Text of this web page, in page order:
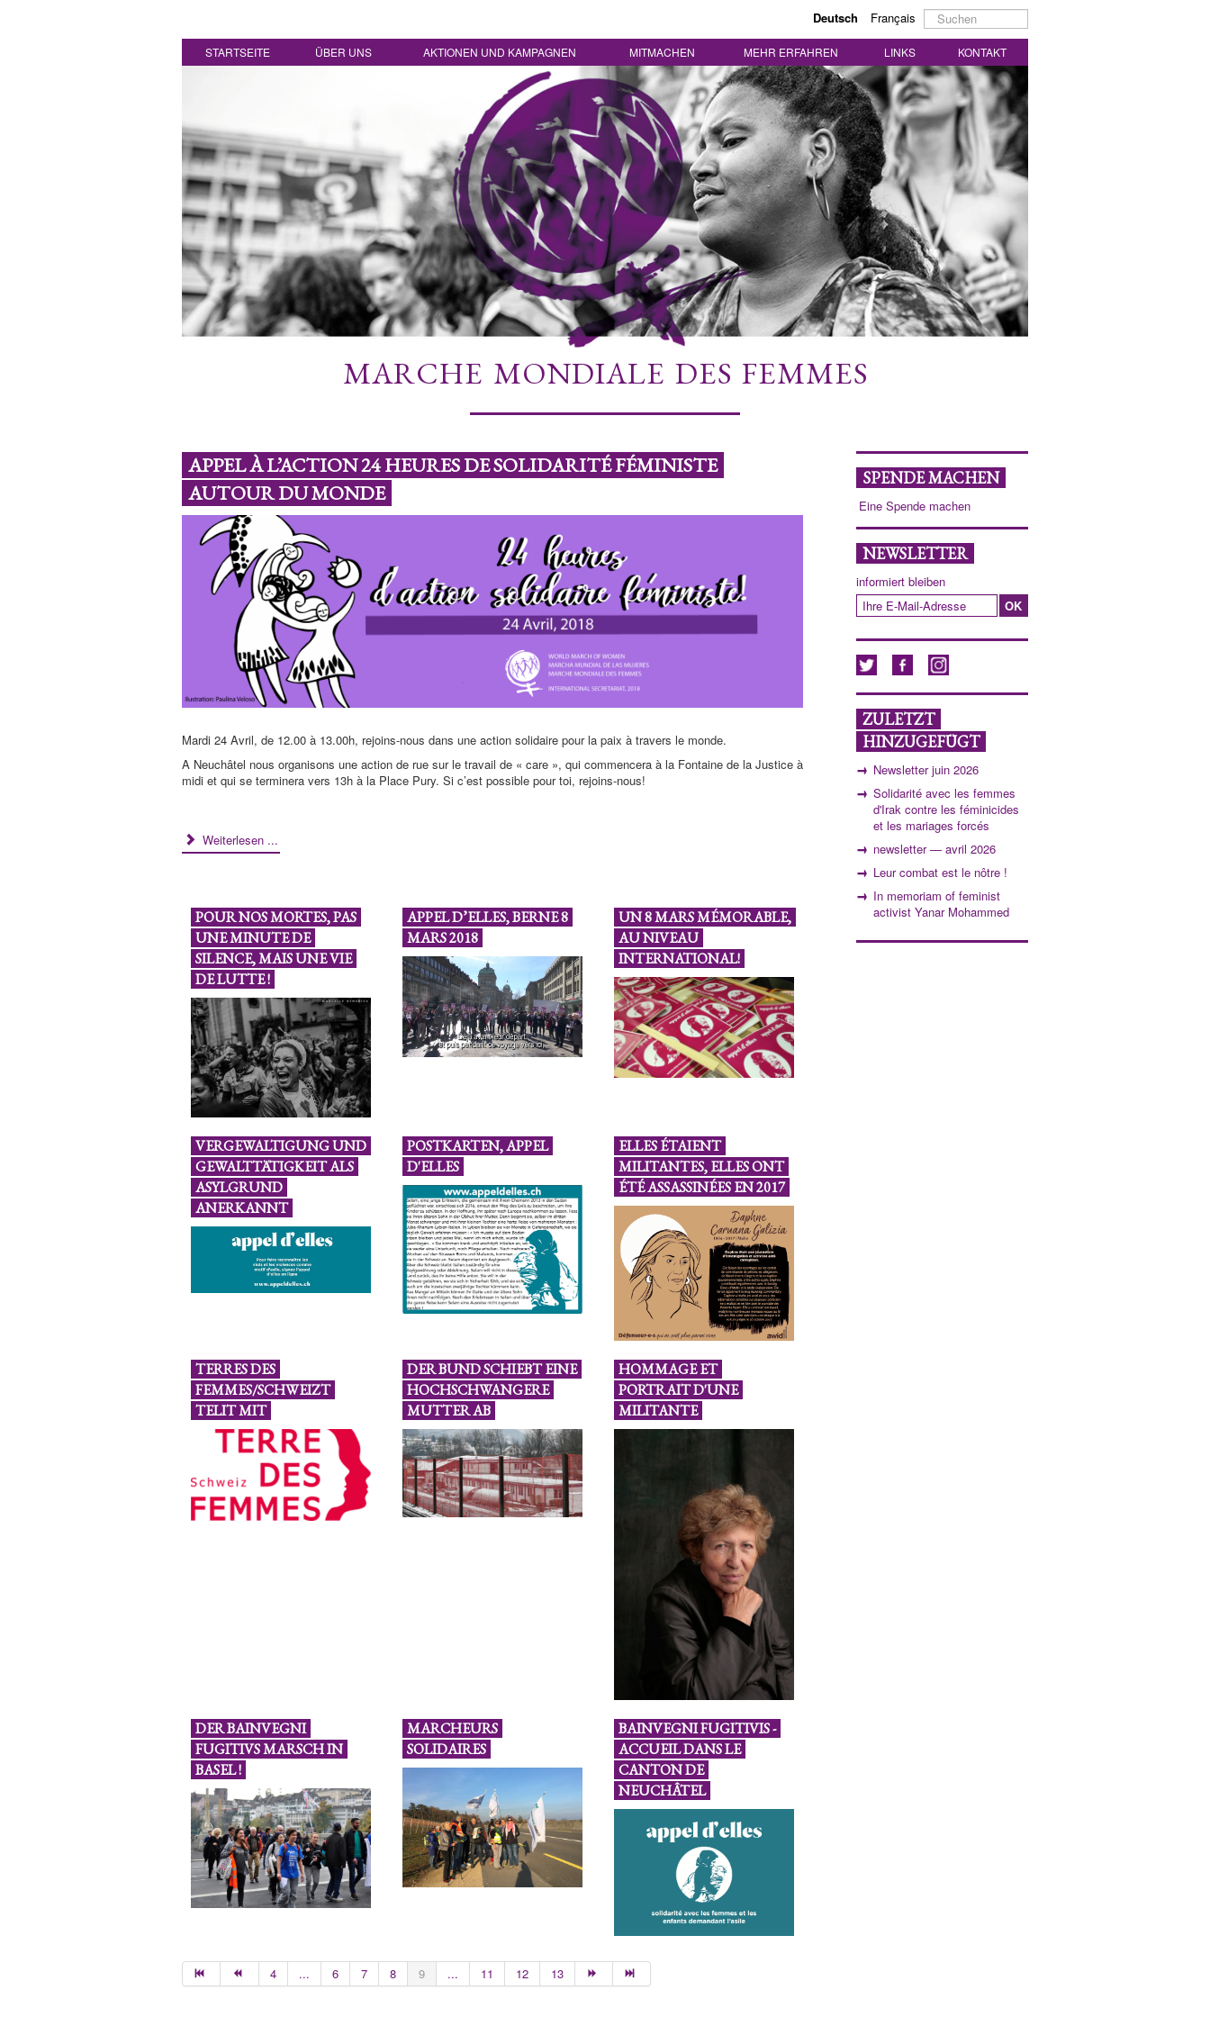
Deutsch Français
Suchen
...
STARTSEITE ÜBER UNS AKTIONEN UND KAMPAGNEN MITMACHEN MEHR ERFAHREN LINKS KONTAKT
MARCHE MONDIALE DES FEMMES
APPEL À L’ACTION 24 HEURES DE SOLIDARITÉ FÉMINISTE
AUTOUR DU MONDE
Mardi 24 Avril, de 12.00 à 13.00h, rejoins-nous dans une action solidaire pour la paix à travers le monde.
A Neuchâtel nous organisons une action de rue sur le travail de « care », qui commencera à la Fontaine de la Justice à
midi et qui se terminera vers 13h à la Place Pury. Si c’est possible pour toi, rejoins-nous!
Weiterlesen ...
POUR NOS MORTES, PAS
UNE MINUTE DE
SILENCE, MAIS UNE VIE
DE LUTTE !
APPEL D’ELLES, BERNE 8
MARS 2018
UN 8 MARS MÉMORABLE,
AU NIVEAU
INTERNATIONAL!
VERGEWALTIGUNG UND
GEWALTTÄTIGKEIT ALS
ASYLGRUND
ANERKANNT
POSTKARTEN, APPEL
D'ELLES
ELLES ÉTAIENT
MILITANTES, ELLES ONT
ÉTÉ ASSASSINÉES EN 2017
TERRES DES
FEMMES/SCHWEIZT
TELIT MIT
DER BUND SCHIEBT EINE
HOCHSCHWANGERE
MUTTER AB
HOMMAGE ET
PORTRAIT D'UNE
MILITANTE
DER BAINVEGNI
FUGITIVS MARSCH IN
BASEL !
MARCHEURS
SOLIDAIRES
BAINVEGNI FUGITIVIS -
ACCUEIL DANS LE
CANTON DE
NEUCHÂTEL
4 ... 6 7 8 9 ... 11 12 13
SPENDE MACHEN
Eine Spende machen
NEWSLETTER
informiert bleiben
ZULETZT
HINZUGEFÜGT
Newsletter juin 2026
Solidarité avec les femmes
d'Irak contre les féminicides
et les mariages forcés
newsletter — avril 2026
Leur combat est le nôtre !
In memoriam of feminist
activist Yanar Mohammed